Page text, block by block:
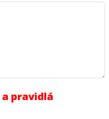
pravidlá